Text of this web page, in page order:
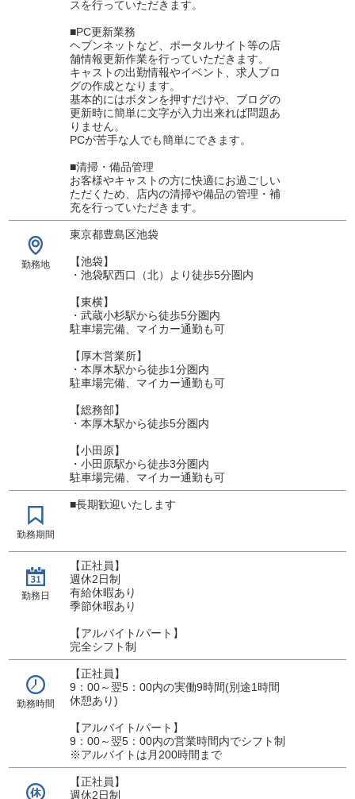
スを行っていただきます。
■PC更新業務
ヘブンネットなど、ポータルサイト等の店
舗情報更新作業を行っていただきます。
キャストの出勤情報やイベント、求人ブロ
グの作成となります。
基本的にはボタンを押すだけや、ブログの
更新時に簡単に文字が入力出来れば問題あ
りません。
PCが苦手な人でも簡単にできます。
■清掃・備品管理
お客様やキャストの方に快適にお過ごしい
ただくため、店内の清掃や備品の管理・補
充を行っていただきます。
勤務地
東京都豊島区池袋
【池袋】
・池袋駅西口（北）より徒歩5分圏内
【東横】
・武蔵小杉駅から徒歩5分圏内
駐車場完備、マイカー通勤も可
【厚木営業所】
・本厚木駅から徒歩1分圏内
駐車場完備、マイカー通勤も可
【総務部】
・本厚木駅から徒歩5分圏内
【小田原】
・小田原駅から徒歩3分圏内
駐車場完備、マイカー通勤も可
勤務期間
■長期歓迎いたします
勤務日
【正社員】
週休2日制
有給休暇あり
季節休暇あり
【アルバイト/パート】
完全シフト制
勤務時間
【正社員】
9：00～翌5：00内の実働9時間(別途1時間
休憩あり)
【アルバイト/パート】
9：00～翌5：00内の営業時間内でシフト制
※アルバイトは月200時間まで
【正社員】
週休2日制